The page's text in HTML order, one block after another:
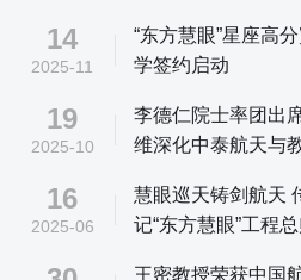
14
2025-11
“东方慧眼”星座高
学签约启动
19
2025-10
李德仁院士率团出
维深化中泰航天与
16
2025-06
慧眼巡天铸剑航
记“东方慧眼”工程
王密教授荣获中国